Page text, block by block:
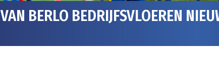
VAN BERLO BEDRIJFSVLOEREN